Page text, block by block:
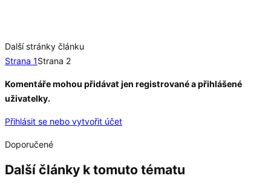
Další stránky článku
Strana 1Strana 2
Komentáře mohou přidávat jen registrované a přihlášené
uživatelky.
Přihlásit se nebo vytvořit účet
Doporučené
Další články k tomuto tématu